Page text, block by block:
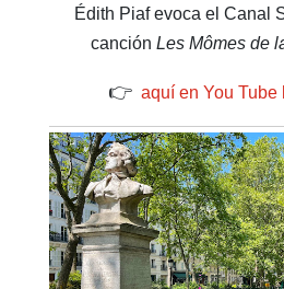
Édith Piaf evoca el Canal
canción Les Mômes de
👉 aquí en You Tube